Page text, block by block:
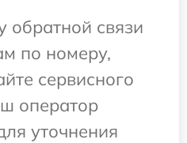
обратной связи
по номеру,
сервисного
оператор
уточнения